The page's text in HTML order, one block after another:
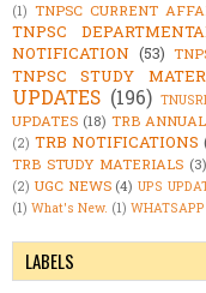
(1) TNPSC CURRENT
TNPSC
NOTIFICATION (53)
TNPSC STUDY
UPDATES (196)
UPDATES (18) TRB
(2) TRB NOTIFICATIONS
TRB STUDY MATERIALS (3)
(2) UGC NEWS (4) UPS
(1) What's New. (1)
LABELS